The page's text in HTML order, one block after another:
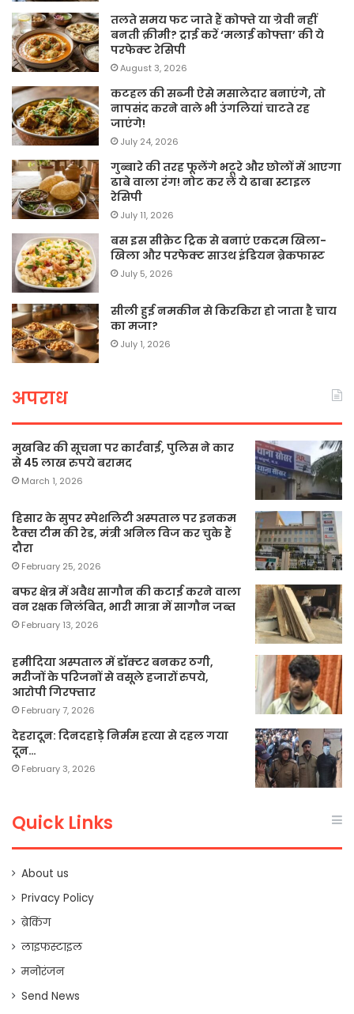
तलते समय फट जाते हैं कोफ्ते या ग्रेवी नहीं
बनती क्रीमी? ट्राई करें ‘मलाई कोफ्ता’ की ये
परफेक्ट रेसिपी
August 3, 2026
कटहल की सब्जी ऐसे मसालेदार बनाएंगे, तो
नापसंद करने वाले भी उंगलियां चाटते रह
जाएंगे!
July 24, 2026
गुब्बारे की तरह फूलेंगे भटूरे और छोलों में आएगा
ढाबे वाला रंग! नोट कर लें ये ढाबा स्टाइल
रेसिपी
July 11, 2026
बस इस सीक्रेट ट्रिक से बनाएं एकदम खिला-
खिला और परफेक्ट साउथ इंडियन ब्रेकफास्ट
July 5, 2026
सीली हुई नमकीन से किरकिरा हो जाता है चाय
का मजा?
July 1, 2026
अपराध
मुखबिर की सूचना पर कार्रवाई, पुलिस ने कार
से 45 लाख रुपये बरामद
March 1, 2026
हिसार के सुपर स्पेशलिटी अस्पताल पर इनकम
टैक्स टीम की रेड, मंत्री अनिल विज कर चुके हैं
दौरा
February 25, 2026
बफर क्षेत्र में अवैध सागौन की कटाई करने वाला
वन रक्षक निलंबित, भारी मात्रा में सागौन जब्त
February 13, 2026
हमीदिया अस्पताल में डॉक्टर बनकर ठगी,
मरीजों के परिजनों से वसूले हजारों रुपये,
आरोपी गिरफ्तार
February 7, 2026
देहरादून: दिनदहाड़े निर्मम हत्या से दहल गया
दून…
February 3, 2026
Quick Links
About us
Privacy Policy
ब्रेकिंग
लाइफस्टाइल
मनोरंजन
Send News